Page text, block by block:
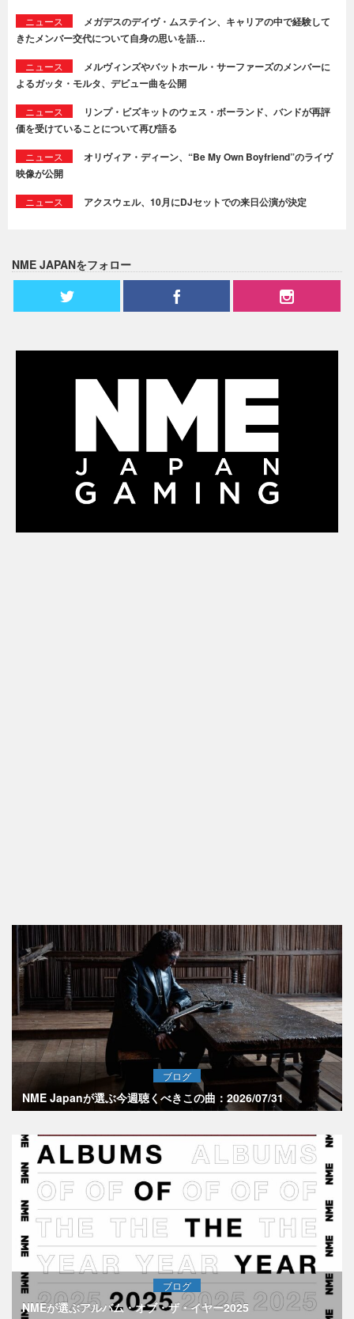
ニュース
メガデスのデイヴ・ムステイン、キャリアの中で経験して
きたメンバー交代について自身の思いを語…
ニュース
メルヴィンズやバットホール・サーファーズのメンバーに
よるガッタ・モルタ、デビュー曲を公開
ニュース
リンプ・ビズキットのウェス・ボーランド、バンドが再評
価を受けていることについて再び語る
ニュース
オリヴィア・ディーン、“Be My Own Boyfriend”のライヴ
映像が公開
ニュース アクスウェル、10月にDJセットでの来日公演が決定
NME JAPANをフォロー
ブログ
NME Japanが選ぶ今週聴くべきこの曲：2026/07/31
ブログ
NMEが選ぶアルバム・オブ・ザ・イヤー2025